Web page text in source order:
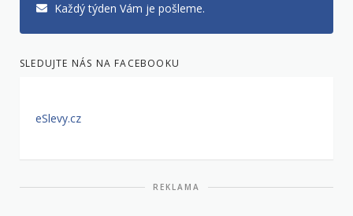
Každý týden Vám je pošleme.
SLEDUJTE NÁS NA FACEBOOKU
eSlevy.cz
REKLAMA